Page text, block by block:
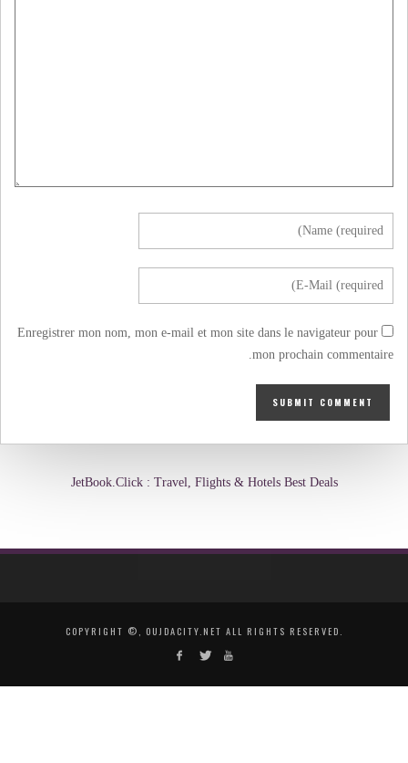
Enregistrer mon nom, mon e-mail et mon site dans le navigateur pour
mon prochain commentaire.
JetBook.Click : Travel, Flights & Hotels Best Deals
COPYRIGHT ©, OUJDACITY.NET ALL RIGHTS RESERVED.